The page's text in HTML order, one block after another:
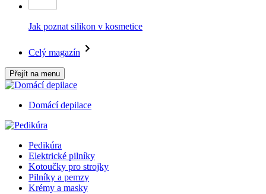
Jak poznat silikon v kosmetice
Celý magazín
Přejít na menu
Domácí depilace
Pedikúra
Elektrické pilníky
Kotoučky pro strojky
Pilníky a pemzy
Krémy a masky